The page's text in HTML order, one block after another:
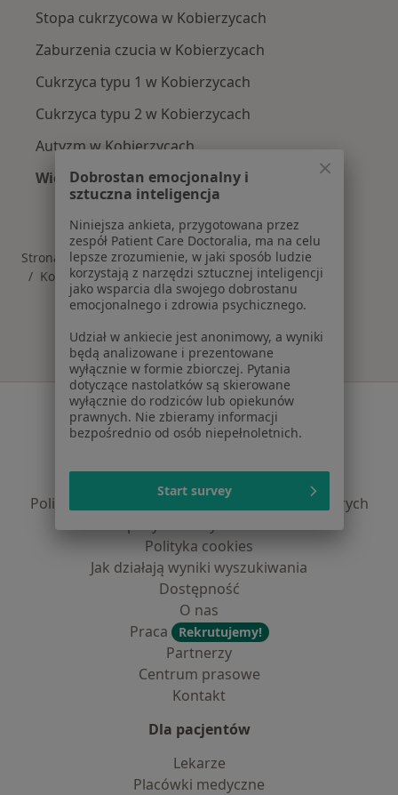
Stopa cukrzycowa w Kobierzycach
Zaburzenia czucia w Kobierzycach
Cukrzyca typu 1 w Kobierzycach
Cukrzyca typu 2 w Kobierzycach
Autyzm w Kobierzycach
Więcej (14)
Więcej w kategorii: Schorzenia w
Strona Główna Choroby Bóle Korzeniowe Zmień miasto
Kobierzyce Zmień miasto
Serwis
Regulamin
Polityka prywatności profesjonalistów
Polityka prywatności dla profesjonalistów, których
Polityka cookies
Jak działają wyniki wyszukiwania
Dostępność
O nas
Praca
Rekrutujemy!
Partnerzy
Centrum prasowe
Kontakt
Dla pacjentów
Lekarze
Placówki medyczne
Dobrostan emocjonalny i
sztuczna inteligencja
Niniejsza ankieta, przygotowana przez
zespół Patient Care Doctoralia, ma na celu
lepsze zrozumienie, w jaki sposób ludzie
korzystają z narzędzi sztucznej inteligencji
jako wsparcia dla swojego dobrostanu
emocjonalnego i zdrowia psychicznego.
Udział w ankiecie jest anonimowy, a wyniki
będą analizowane i prezentowane
wyłącznie w formie zbiorczej. Pytania
dotyczące nastolatków są skierowane
wyłącznie do rodziców lub opiekunów
prawnych. Nie zbieramy informacji
bezpośrednio od osób niepełnoletnich.
Start survey